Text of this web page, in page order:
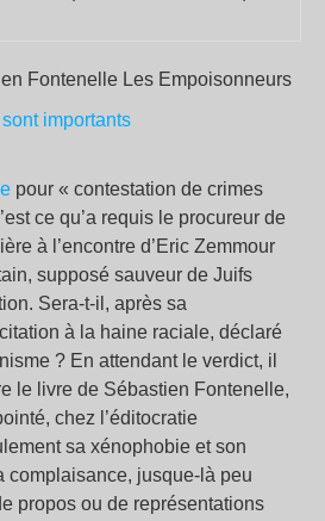
Fontenelle Les Empoisonneurs
importants
pour « contestation de crimes
ce qu’a requis le procureur de
à l’encontre d’Eric Zemmour
supposé sauveur de Juifs
Sera-t-il, après sa
à la haine raciale, déclaré
? En attendant le verdict, il
le livre de Sébastien Fontenelle,
chez l’éditocratie
sa xénophobie et son
complaisance, jusque-là peu
propos ou de représentations